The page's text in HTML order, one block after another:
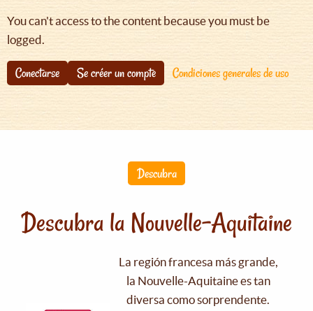
navegación
You can't access to the content because you must be
logged.
Conectarse Se créer un compte Condiciones generales de uso
Descubra
Descubra la Nouvelle-Aquitaine
La región francesa más grande,
la Nouvelle-Aquitaine es tan
diversa como sorprendente.